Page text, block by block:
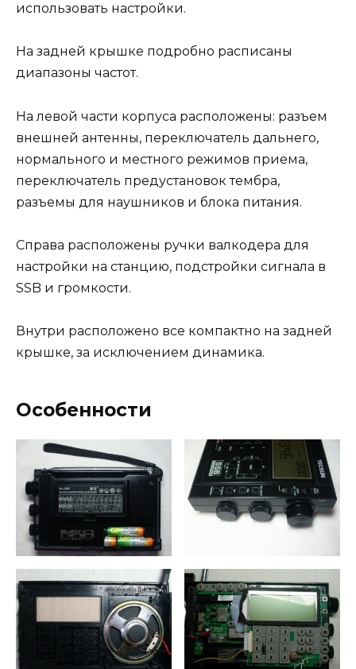
использовать настройки.
На задней крышке подробно расписаны
диапазоны частот.
На левой части корпуса расположены: разъем
внешней антенны, переключатель дальнего,
нормального и местного режимов приема,
переключатель предустановок тембра,
разъемы для наушников и блока питания.
Справа расположены ручки валкодера для
настройки на станцию, подстройки сигнала в
SSB и громкости.
Внутри расположено все компактно на задней
крышке, за исключением динамика.
Особенности